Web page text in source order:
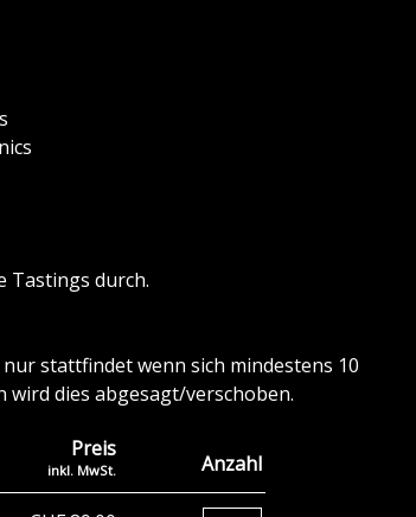
Tastings durch.
stattfindet wenn sich mindestens 10
wird dies abgesagt/verschoben.
Preis
inkl. MwSt. Anzahl